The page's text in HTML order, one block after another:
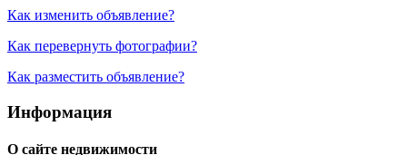
Как изменить объявление?
Как перевернуть фотографии?
Как разместить объявление?
Информация
О сайте недвижимости